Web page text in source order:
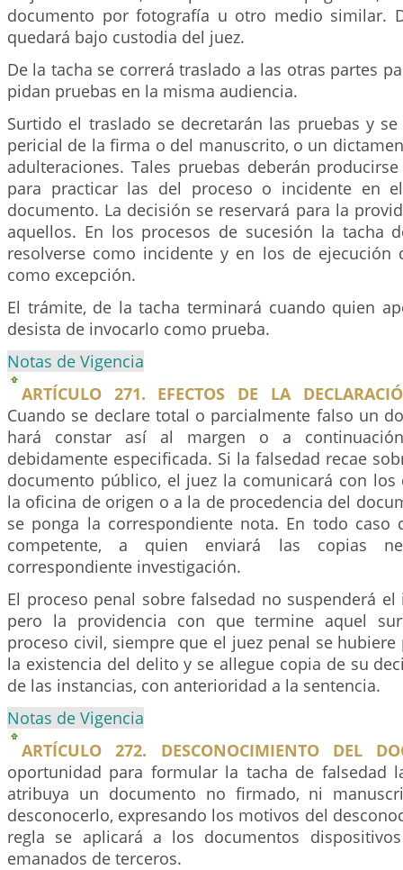
documento por fotografía u otro medio similar.
quedará bajo custodia del juez.
De la tacha se correrá traslado a las otras partes
pidan pruebas en la misma audiencia.
Surtido el traslado se decretarán las pruebas y
pericial de la firma o del manuscrito, o un
adulteraciones. Tales pruebas deberán
para practicar las del proceso o incidente en
documento. La decisión se reservará para la
aquellos. En los procesos de sucesión la tacha
resolverse como incidente y en los de ejecución
como excepción.
El trámite, de la tacha terminará cuando quien
desista de invocarlo como prueba.
Notas de Vigencia
ARTÍCULO 271. EFECTOS DE LA
Cuando se declare total o parcialmente falso un
hará constar así al margen o a
debidamente especificada. Si la falsedad recae
documento público, el juez la comunicará con los
la oficina de origen o a la de procedencia del
se ponga la correspondiente nota. En todo caso
competente, a quien enviará las copias
correspondiente investigación.
El proceso penal sobre falsedad no suspenderá el
pero la providencia con que termine aquel
proceso civil, siempre que el juez penal se
la existencia del delito y se allegue copia de su
de las instancias, con anterioridad a la sentencia.
Notas de Vigencia
ARTÍCULO 272. DESCONOCIMIENTO DEL
oportunidad para formular la tacha de falsedad
atribuya un documento no firmado, ni
desconocerlo, expresando los motivos del
regla se aplicará a los documentos
emanados de terceros.